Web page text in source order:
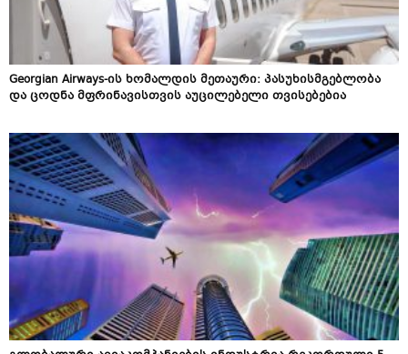
Georgian Airways-ის ხომალდის მეთაური: პასუხისმგებლობა
და ცოდნა მფრინავისთვის აუცილებელი თვისებებია